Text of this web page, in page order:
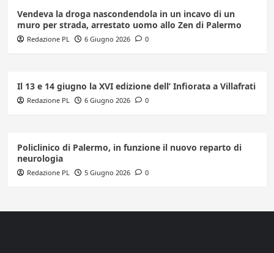
Vendeva la droga nascondendola in un incavo di un
muro per strada, arrestato uomo allo Zen di Palermo
Redazione PL 6 Giugno 2026 0
Il 13 e 14 giugno la XVI edizione dell’ Infiorata a Villafrati
Redazione PL 6 Giugno 2026 0
Policlinico di Palermo, in funzione il nuovo reparto di
neurologia
Redazione PL 5 Giugno 2026 0